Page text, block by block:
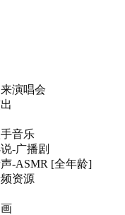
演唱会
音乐
-广播剧
-ASMR [全年龄]
资源